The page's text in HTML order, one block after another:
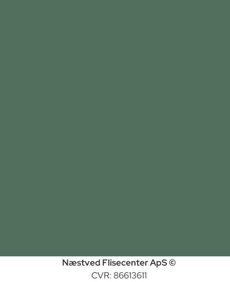
Næstved Flisecenter ApS ©
CVR: 86613611